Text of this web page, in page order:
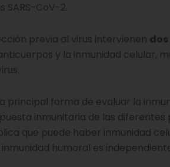
SARS-CoV-2.
previa al virus intervienen
y la inmunidad celular,
principal forma de evaluar la
inmunitaria de las diferentes
que puede haber inmunidad
humoral es